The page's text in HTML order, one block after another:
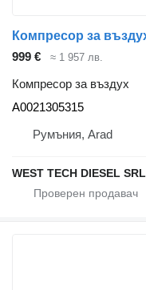
999 € ≈ 1 957 лв.
Компресор за въздух
A0021305315
Румъния, Arad
WEST TECH DIESEL SRL